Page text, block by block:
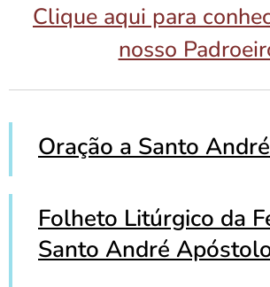
Clique aqui para
nosso
Oração a Santo
Folheto Litúrgico da
Santo André